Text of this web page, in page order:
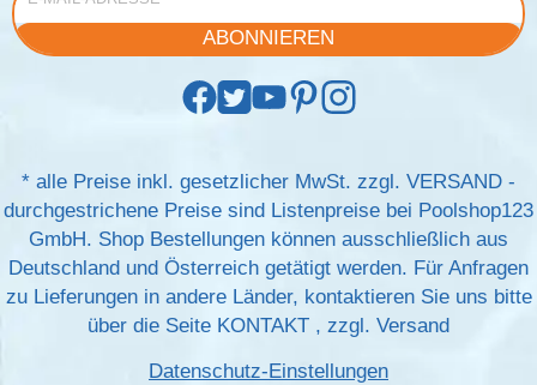
ABONNIEREN
* alle Preise inkl. gesetzlicher MwSt. zzgl. VERSAND -
durchgestrichene Preise sind Listenpreise bei Poolshop123
GmbH. Shop Bestellungen können ausschließlich aus
Deutschland und Österreich getätigt werden. Für Anfragen
zu Lieferungen in andere Länder, kontaktieren Sie uns bitte
über die Seite KONTAKT , zzgl. Versand
Datenschutz-Einstellungen